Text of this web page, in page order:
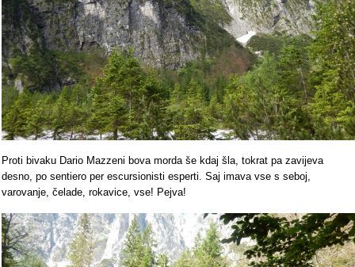
Proti bivaku Dario Mazzeni bova morda še kdaj šla, tokrat pa zavijeva
desno, po sentiero per escursionisti esperti. Saj imava vse s seboj,
varovanje, čelade, rokavice, vse! Pejva!